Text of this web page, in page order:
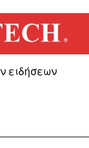
ειδήσεων